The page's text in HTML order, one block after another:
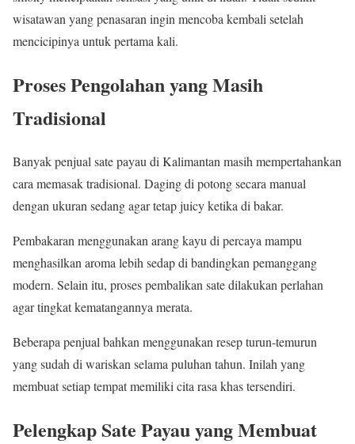
wisatawan yang penasaran ingin mencoba kembali setelah
mencicipinya untuk pertama kali.
Proses Pengolahan yang Masih
Tradisional
Banyak penjual sate payau di Kalimantan masih mempertahankan
cara memasak tradisional. Daging di potong secara manual
dengan ukuran sedang agar tetap juicy ketika di bakar.
Pembakaran menggunakan arang kayu di percaya mampu
menghasilkan aroma lebih sedap di bandingkan pemanggang
modern. Selain itu, proses pembalikan sate dilakukan perlahan
agar tingkat kematangannya merata.
Beberapa penjual bahkan menggunakan resep turun-temurun
yang sudah di wariskan selama puluhan tahun. Inilah yang
membuat setiap tempat memiliki cita rasa khas tersendiri.
Pelengkap Sate Payau yang Membuat